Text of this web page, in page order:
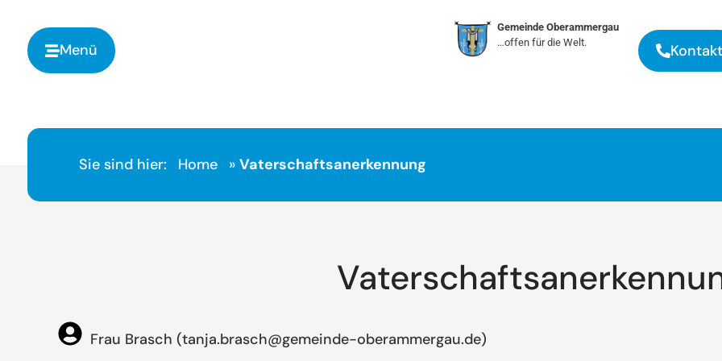
Menü
Gemeinde Oberammergau
…offen für die Welt.
Kontakt
Sie sind hier: Home » Vaterschaftsanerkennung
Frau Brasch (tanja.brasch@gemeinde-oberammergau.de)